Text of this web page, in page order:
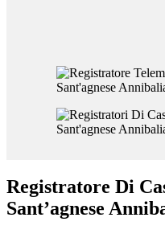
Registratore Di
Sant’agnese